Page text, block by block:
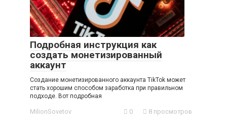
Подробная инструкция как
создать монетизированный
аккаунт
Создание монетизированного аккаунта TikTok может
стать хорошим способом заработка при правильном
подходе. Вот подробная
MilionSovetov 0 8 просмотров